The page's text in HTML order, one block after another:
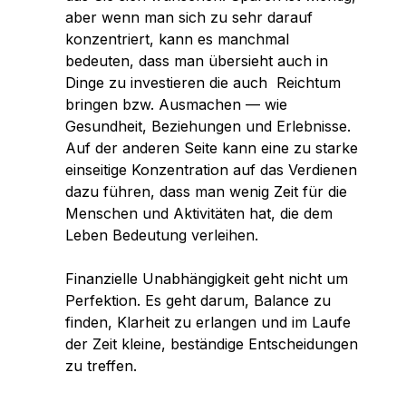
aber wenn man sich zu sehr darauf
konzentriert, kann es manchmal
bedeuten, dass man übersieht auch in
Dinge zu investieren die auch Reichtum
bringen bzw. Ausmachen — wie
Gesundheit, Beziehungen und Erlebnisse.
Auf der anderen Seite kann eine zu starke
einseitige Konzentration auf das Verdienen
dazu führen, dass man wenig Zeit für die
Menschen und Aktivitäten hat, die dem
Leben Bedeutung verleihen.
Finanzielle Unabhängigkeit geht nicht um
Perfektion. Es geht darum, Balance zu
finden, Klarheit zu erlangen und im Laufe
der Zeit kleine, beständige Entscheidungen
zu treffen.